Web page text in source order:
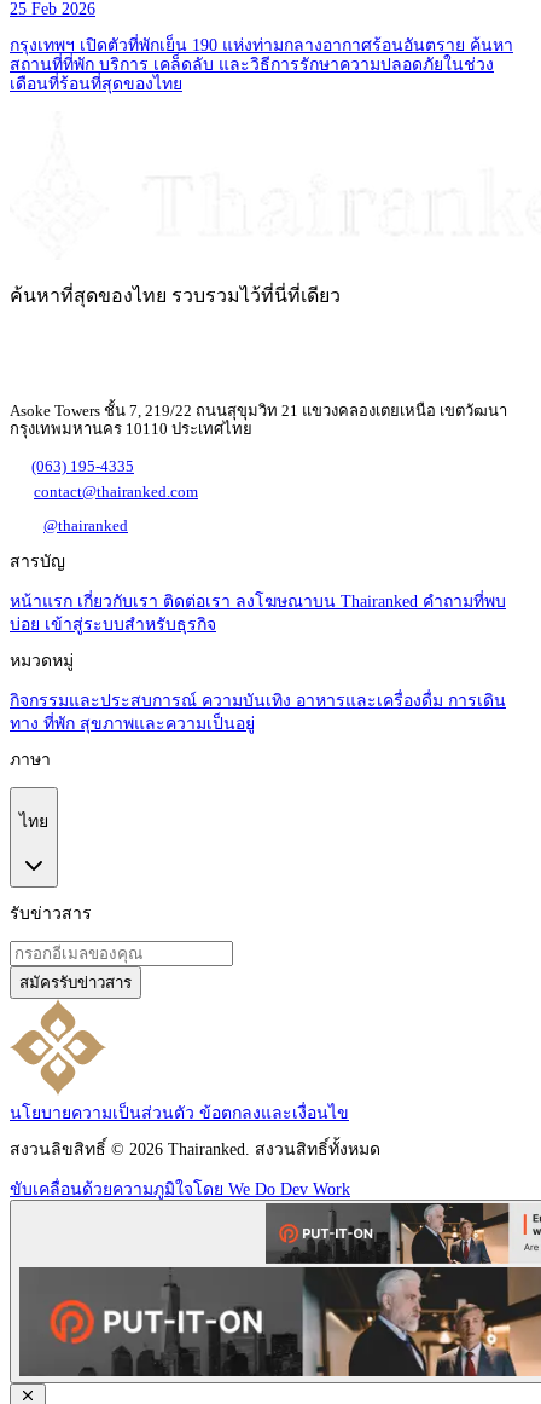
25 Feb 2026
กรุงเทพฯ เปิดตัวที่พักเย็น 190 แห่งท่ามกลางอากาศร้อนอันตราย ค้นหา
สถานที่ที่พัก บริการ เคล็ดลับ และวิธีการรักษาความปลอดภัยในช่วง
เดือนที่ร้อนที่สุดของไทย
ค้นหาที่สุดของไทย รวบรวมไว้ที่นี่ที่เดียว
Asoke Towers ชั้น 7, 219/22 ถนนสุขุมวิท 21 แขวงคลองเตยเหนือ เขตวัฒนา
กรุงเทพมหานคร 10110 ประเทศไทย
(063) 195-4335
contact@thairanked.com
@thairanked
สารบัญ
หน้าแรก เกี่ยวกับเรา ติดต่อเรา ลงโฆษณาบน Thairanked คำถามที่พบ
บ่อย เข้าสู่ระบบสำหรับธุรกิจ
หมวดหมู่
กิจกรรมและประสบการณ์ ความบันเทิง อาหารและเครื่องดื่ม การเดิน
ทาง ที่พัก สุขภาพและความเป็นอยู่
ภาษา
ไทย
รับข่าวสาร
สมัครรับข่าวสาร
นโยบายความเป็นส่วนตัว ข้อตกลงและเงื่อนไข
สงวนลิขสิทธิ์ © 2026 Thairanked. สงวนสิทธิ์ทั้งหมด
ขับเคลื่อนด้วยความภูมิใจโดย We Do Dev Work